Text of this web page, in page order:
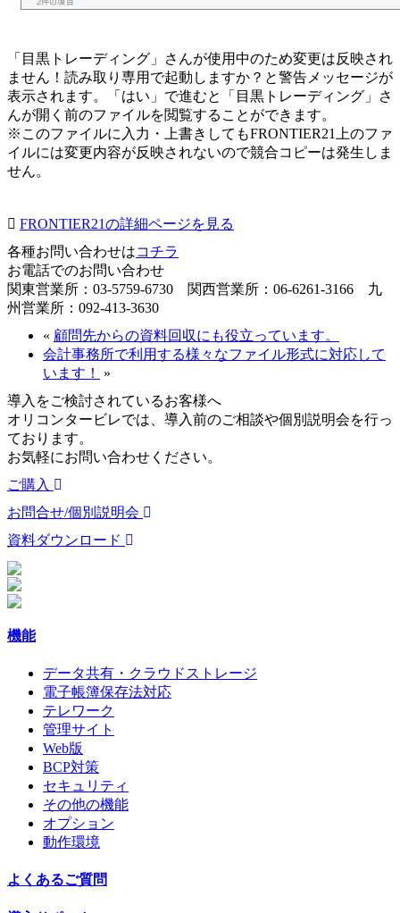
「目黒トレーディング」さんが使用中のため変更は反映され
ません！読み取り専用で起動しますか？と警告メッセージが
表示されます。「はい」で進むと「目黒トレーディング」さ
んが開く前のファイルを閲覧することができます。
※このファイルに入力・上書きしてもFRONTIER21上のファ
イルには変更内容が反映されないので競合コピーは発生しま
せん。
FRONTIER21の詳細ページを見る
各種お問い合わせはコチラ
お電話でのお問い合わせ
関東営業所：03-5759-6730 関西営業所：06-6261-3166 九
州営業所：092-413-3630
« 顧問先からの資料回収にも役立っています。
会計事務所で利用する様々なファイル形式に対応して
います！
»
導入をご検討されているお客様へ
オリコンタービレでは、導入前のご相談や個別説明会を行っ
ております。
お気軽にお問い合わせください。
ご購入
お問合せ/個別説明会
資料ダウンロード
機能
データ共有・クラウドストレージ
電子帳簿保存法対応
テレワーク
管理サイト
Web版
BCP対策
セキュリティ
その他の機能
オプション
動作環境
よくあるご質問